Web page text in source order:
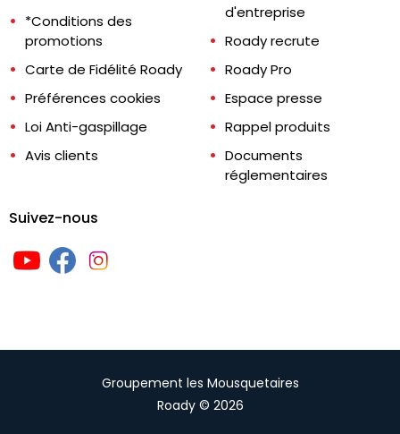
*Conditions des
promotions
Carte de Fidélité Roady
Préférences cookies
Loi Anti-gaspillage
Avis clients
d'entreprise
Roady recrute
Roady Pro
Espace presse
Rappel produits
Documents
réglementaires
Suivez-nous
Groupement les Mousquetaires
Roady © 2026